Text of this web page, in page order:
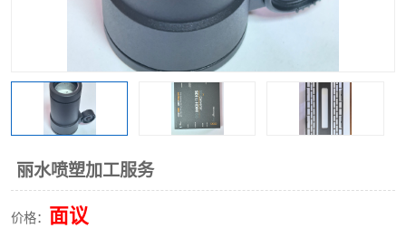
丽水喷塑加工服务
价格： 面议